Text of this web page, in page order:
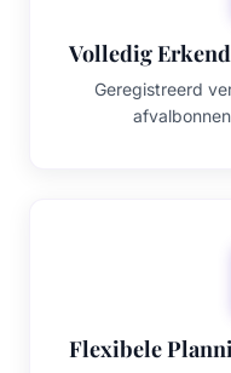
Volledig Erkend
Geregistreerd
Flexibele